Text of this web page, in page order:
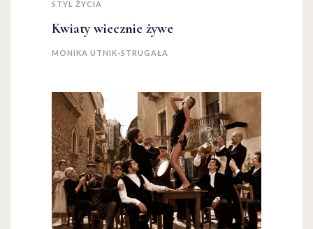
STYL ŻYCIA
Kwiaty wiecznie żywe
MONIKA UTNIK-STRUGAŁA